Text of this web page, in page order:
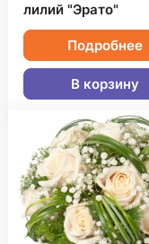
лилий "Эрато"
Подробнее
В корзину